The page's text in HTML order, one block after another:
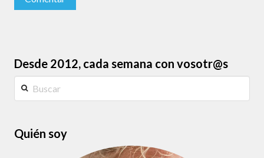
Desde 2012, cada semana con vosotr@s
Quién soy